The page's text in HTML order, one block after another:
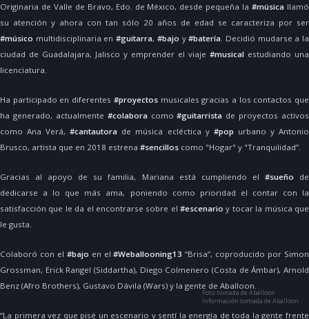
Originaria de Valle de Bravo, Edo. de México, desde pequeña la#música llamó
su atención y ahora con tan sólo 20 años de edad se caracteriza por ser
#músico multidisciplinaria en#guitarra, #bajo y#batería. Decidió mudarse a la
ciudad de Guadalajara, Jalisco y emprender el viaje #musical estudiando una
licenciatura.
Ha participado en diferentes #proyectosmusicales gracias a los contactos que
ha generado, actualmente #colabora como#guitarrista de proyectos activos
como Ana Verá,#cantautora de música ecléctica y #pop urbano y Antonio
Brusco, artista que en 2018 estrena #sencillos como "Hogar" y "Tranquilidad”.
Gracias al apoyo de su familia, Mariana está cumpliendo el #sueño de
dedicarse a lo que más ama, poniendo como prioridad el contar con la
satisfacción que le da el encontrarse sobre el#escenario y tocar la música que
le gusta.
Colaboró con el #bajo en el#Weballooning13 “Brisa”, coproducido por Simon
Grossman, Erick Rangel (Siddartha), Diego Colmenero (Costa de Ámbar), Arnold
Benz (Afro Brothers), Gustavo Dávila (Wars) y la gente de Aballoon.
“La primera vez que pisé un escenario y sentí la energía de toda la gente frente
Foto tomada de Aballoon
Información tomada de Aballoon